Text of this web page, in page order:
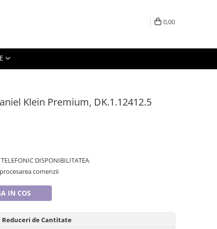
0,00
Klein Premium, DK.1.12412.5
DISPONIBILITATEA
comenzii
IN COS
Reduceri de Cantitate